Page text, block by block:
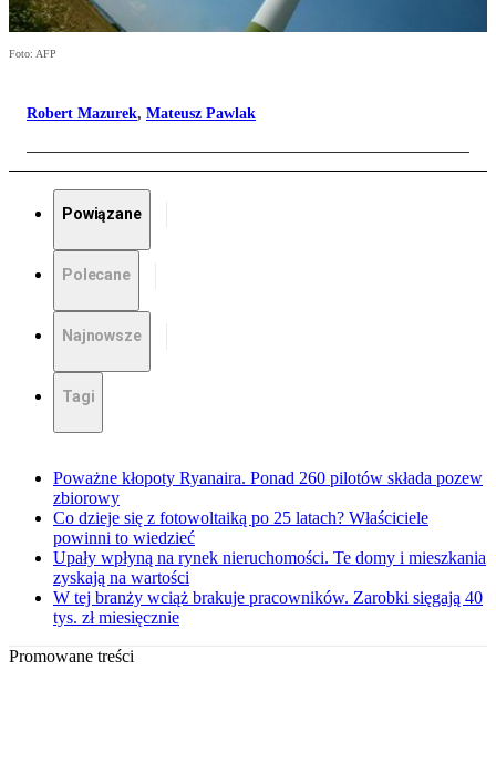
Foto: AFP
Robert Mazurek, Mateusz Pawlak
Powiązane
Polecane
Najnowsze
Tagi
Poważne kłopoty Ryanaira. Ponad 260 pilotów składa pozew
zbiorowy
Co dzieje się z fotowoltaiką po 25 latach? Właściciele
powinni to wiedzieć
Upały wpłyną na rynek nieruchomości. Te domy i mieszkania
zyskają na wartości
W tej branży wciąż brakuje pracowników. Zarobki sięgają 40
tys. zł miesięcznie
Promowane treści